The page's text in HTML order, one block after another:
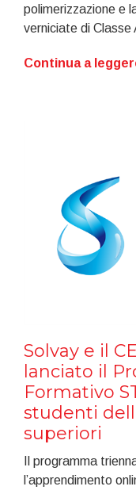
polimerizzazione e
verniciate di Classe
Continua a
Solvay e il
lanciato il
Formativo
studenti
superiori
Il programma
l’apprendimento